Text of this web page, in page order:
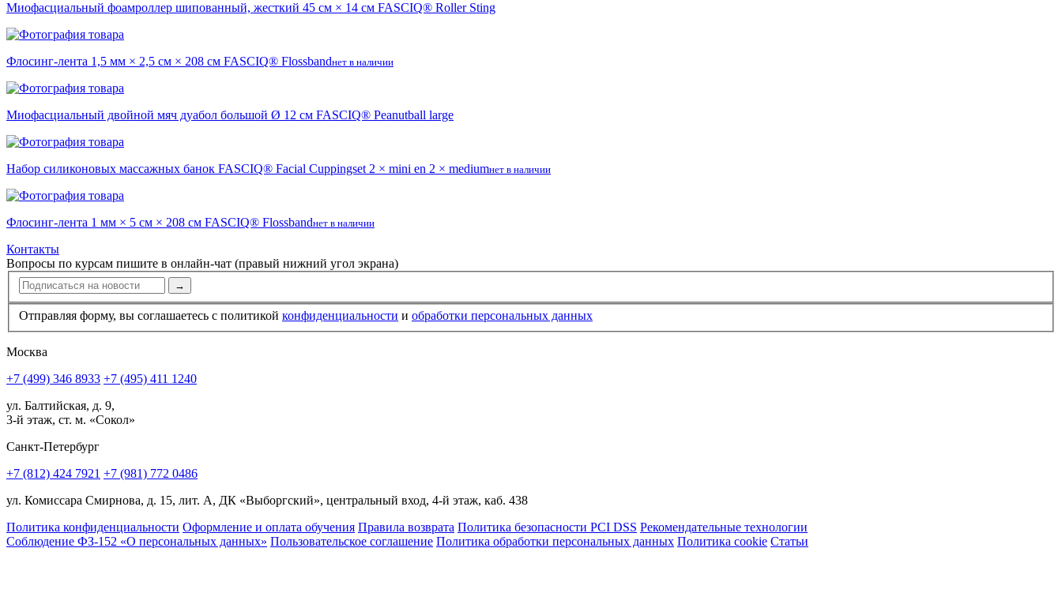
Миофасциальный фоамроллер шипованный, жесткий 45 см × 14 см FASCIQ® Roller Sting
Флосинг-лента 1,5 мм × 2,5 см × 208 см FASCIQ® Flossbandнет в наличии
Миофасциальный двойной мяч дуабол большой Ø 12 см FASCIQ® Peanutball large
Набор силиконовых массажных банок FASCIQ® Facial Cuppingset 2 × mini en 2 × mediumнет в наличии
Флосинг-лента 1 мм × 5 см × 208 см FASCIQ® Flossbandнет в наличии
Контакты
Вопросы по курсам пишите в онлайн-чат (правый нижний угол экрана)
→
Отправляя форму, вы соглашаетесь с политикой конфи­ден­циальности и обработки персональных данных
Москва
+7 (499) 346 8933 +7 (495) 411 1240
ул. Балтийская, д. 9,
3-й этаж, ст. м. «Сокол»
Санкт-Петербург
+7 (812) 424 7921 +7 (981) 772 0486
ул. Комиссара Смирнова, д. 15, лит. А, ДК «Выборгский», центральный вход, 4-й этаж, каб. 438
Политика конфиденциальности Оформление и оплата обучения Правила возврата Политика безопасности PCI DSS Рекомендательные технологии
Соблюдение ФЗ-152 «О персональ­ных данных» Пользовательское соглашение Политика обработки персональных данных Политика cookie Статьи